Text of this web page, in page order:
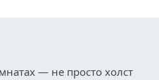
— не просто холст